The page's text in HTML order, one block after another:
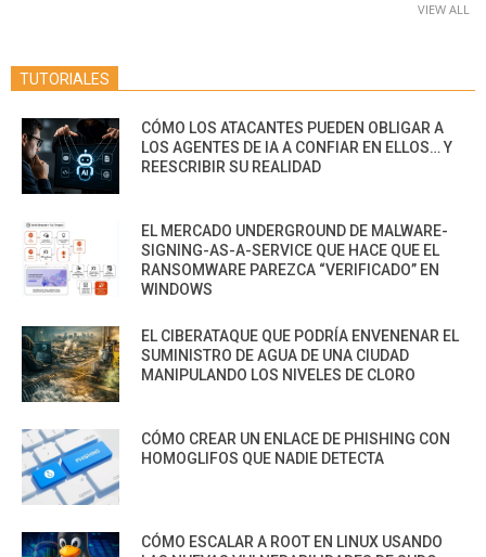
VIEW ALL
TUTORIALES
CÓMO LOS ATACANTES PUEDEN OBLIGAR A
LOS AGENTES DE IA A CONFIAR EN ELLOS… Y
REESCRIBIR SU REALIDAD
EL MERCADO UNDERGROUND DE MALWARE-
SIGNING-AS-A-SERVICE QUE HACE QUE EL
RANSOMWARE PAREZCA “VERIFICADO” EN
WINDOWS
EL CIBERATAQUE QUE PODRÍA ENVENENAR EL
SUMINISTRO DE AGUA DE UNA CIUDAD
MANIPULANDO LOS NIVELES DE CLORO
CÓMO CREAR UN ENLACE DE PHISHING CON
HOMOGLIFOS QUE NADIE DETECTA
CÓMO ESCALAR A ROOT EN LINUX USANDO